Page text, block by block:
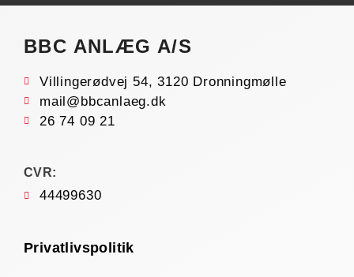
BBC ANLÆG A/S
Villingerødvej 54, 3120 Dronningmølle
mail@bbcanlaeg.dk
26 74 09 21
CVR:
44499630
Privatlivspolitik